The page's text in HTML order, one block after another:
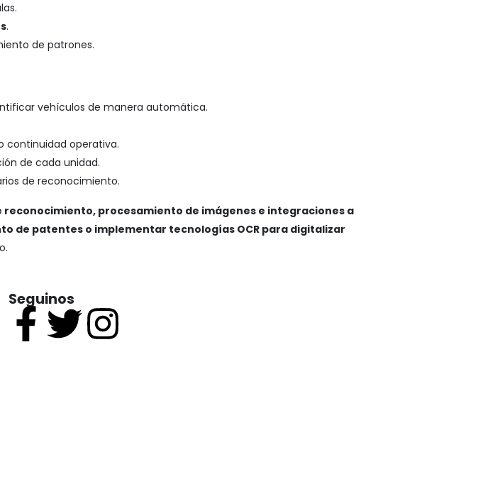
.
de patrones.
vehículos de manera automática.
continuidad operativa.
de cada unidad.
de reconocimiento.
reconocimiento, procesamiento de imágenes e integraciones a
de patentes o implementar tecnologías OCR para digitalizar
Seguinos